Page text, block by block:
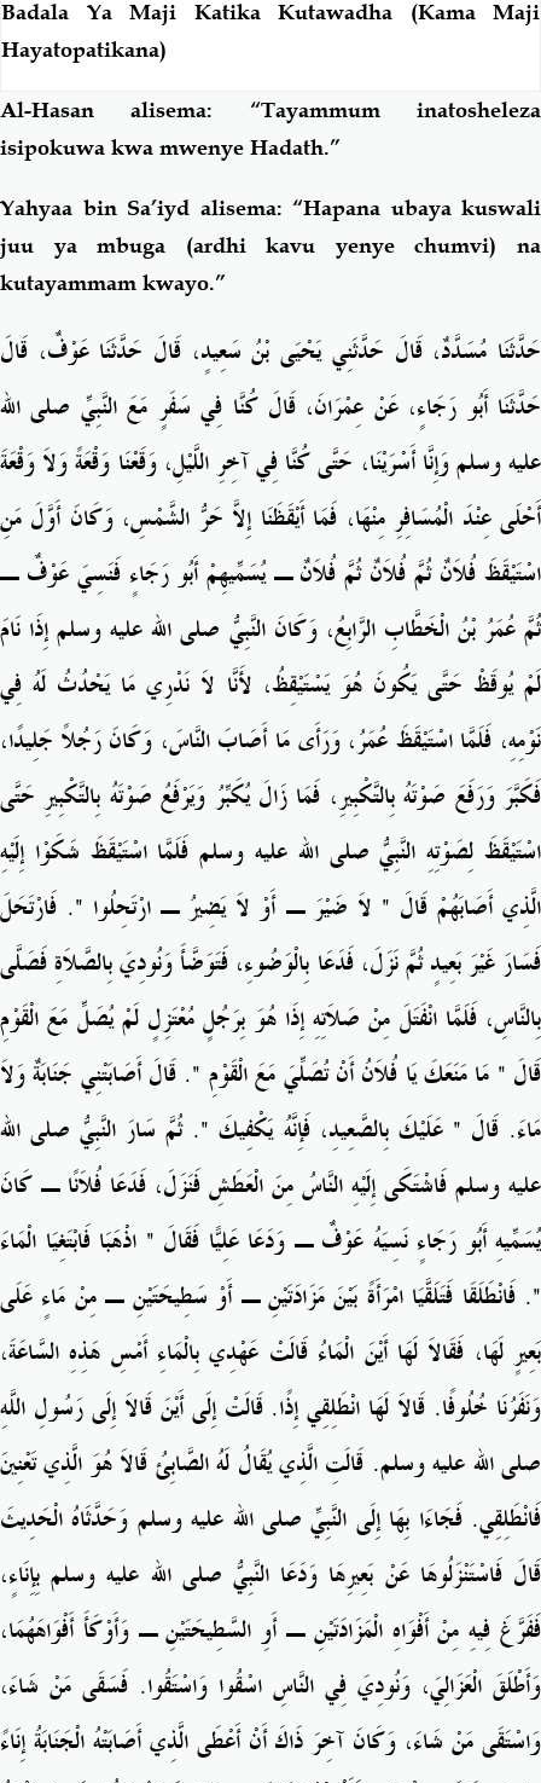
Badala Ya Maji Katika Kutawadha (Kama Maji
Hayatopatikana)
Al-Hasan alisema: “Tayammum inatosheleza
isipokuwa kwa mwenye Hadath.”
Yahyaa bin Sa’iyd alisema: “Hapana ubaya kuswali
juu ya mbuga (ardhi kavu yenye chumvi) na
kutayammam kwayo.”
حَدَّثَنَا مُسَدَّدٌ، قَالَ حَدَّثَنِي يَحْيَى بْنُ سَعِيدٍ، قَالَ حَدَّثَنَا عَوْفٌ، قَالَ
حَدَّثَنَا أَبُو رَجَاءٍ، عَنْ عِمْرَانَ، قَالَ كُنَّا فِي سَفَرٍ مَعَ النَّبِيِّ صلى الله
عليه وسلم وَإِنَّا أَسْرَيْنَا، حَتَّى كُنَّا فِي آخِرِ اللَّيْلِ، وَقَعْنَا وَقْعَةً وَلاَ وَقْعَةَ
أَحْلَى عِنْدَ الْمُسَافِرِ مِنْهَا، فَمَا أَيْقَظَنَا إِلاَّ حَرُّ الشَّمْسِ، وَكَانَ أَوَّلَ مَنِ
اسْتَيْقَظَ فُلاَنٌ ثُمَّ فُلاَنٌ ثُمَّ فُلاَنٌ ـ يُسَمِّيهِمْ أَبُو رَجَاءٍ فَنَسِيَ عَوْفٌ ـ
ثُمَّ عُمَرُ بْنُ الْخَطَّابِ الرَّابِعُ، وَكَانَ النَّبِيُّ صلى الله عليه وسلم إِذَا نَامَ
لَمْ يُوقَظْ حَتَّى يَكُونَ هُوَ يَسْتَيْقِظُ، لأَنَّا لاَ نَدْرِي مَا يَحْدُثُ لَهُ فِي
نَوْمِهِ، فَلَمَّا اسْتَيْقَظَ عُمَرُ، وَرَأَى مَا أَصَابَ النَّاسَ، وَكَانَ رَجُلاً جَلِيدًا،
فَكَبَّرَ وَرَفَعَ صَوْتَهُ بِالتَّكْبِيرِ، فَمَا زَالَ يُكَبِّرُ وَيَرْفَعُ صَوْتَهُ بِالتَّكْبِيرِ حَتَّى
اسْتَيْقَظَ لِصَوْتِهِ النَّبِيُّ صلى الله عليه وسلم فَلَمَّا اسْتَيْقَظَ شَكَوْا إِلَيْهِ
الَّذِي أَصَابَهُمْ قَالَ ‏"‏ لاَ ضَيْرَ ـ أَوْ لاَ يَضِيرُ ـ ارْتَحِلُوا ‏"‏‏.‏ فَارْتَحَلَ
فَسَارَ غَيْرَ بَعِيدٍ ثُمَّ نَزَلَ، فَدَعَا بِالْوَضُوءِ، فَتَوَضَّأَ وَنُودِيَ بِالصَّلاَةِ فَصَلَّى
بِالنَّاسِ، فَلَمَّا انْفَتَلَ مِنْ صَلاَتِهِ إِذَا هُوَ بِرَجُلٍ مُعْتَزِلٍ لَمْ يُصَلِّ مَعَ الْقَوْمِ
قَالَ ‏"‏ مَا مَنَعَكَ يَا فُلاَنُ أَنْ تُصَلِّيَ مَعَ الْقَوْمِ ‏"‏‏.‏ قَالَ أَصَابَتْنِي جَنَابَةٌ وَلاَ
مَاءَ‏.‏ قَالَ ‏"‏ عَلَيْكَ بِالصَّعِيدِ، فَإِنَّهُ يَكْفِيكَ ‏"‏‏.‏ ثُمَّ سَارَ النَّبِيُّ صلى الله
عليه وسلم فَاشْتَكَى إِلَيْهِ النَّاسُ مِنَ الْعَطَشِ فَنَزَلَ، فَدَعَا فُلاَنًا ـ كَانَ
يُسَمِّيهِ أَبُو رَجَاءٍ نَسِيَهُ عَوْفٌ ـ وَدَعَا عَلِيًّا فَقَالَ ‏"‏ اذْهَبَا فَابْتَغِيَا الْمَاءَ
‏"‏‏.‏ فَانْطَلَقَا فَتَلَقَّيَا امْرَأَةً بَيْنَ مَزَادَتَيْنِ ـ أَوْ سَطِيحَتَيْنِ ـ مِنْ مَاءٍ عَلَى
بَعِيرٍ لَهَا، فَقَالاَ لَهَا أَيْنَ الْمَاءُ قَالَتْ عَهْدِي بِالْمَاءِ أَمْسِ هَذِهِ السَّاعَةَ،
وَنَفَرُنَا خُلُوفًا‏.‏ قَالاَ لَهَا انْطَلِقِي إِذًا‏.‏ قَالَتْ إِلَى أَيْنَ قَالاَ إِلَى رَسُولِ اللَّهِ
صلى الله عليه وسلم‏.‏ قَالَتِ الَّذِي يُقَالُ لَهُ الصَّابِئُ قَالاَ هُوَ الَّذِي تَعْنِينَ
فَانْطَلِقِي‏.‏ فَجَاءَا بِهَا إِلَى النَّبِيِّ صلى الله عليه وسلم وَحَدَّثَاهُ الْحَدِيثَ
قَالَ فَاسْتَنْزَلُوهَا عَنْ بَعِيرِهَا وَدَعَا النَّبِيُّ صلى الله عليه وسلم بِإِنَاءٍ،
فَفَرَّغَ فِيهِ مِنْ أَفْوَاهِ الْمَزَادَتَيْنِ ـ أَوِ السَّطِيحَتَيْنِ ـ وَأَوْكَأَ أَفْوَاهَهُمَا،
وَأَطْلَقَ الْعَزَالِيَ، وَنُودِيَ فِي النَّاسِ اسْقُوا وَاسْتَقُوا‏.‏ فَسَقَى مَنْ شَاءَ،
وَاسْتَقَى مَنْ شَاءَ، وَكَانَ آخِرَ ذَاكَ أَنْ أَعْطَى الَّذِي أَصَابَتْهُ الْجَنَابَةُ إِنَاءً